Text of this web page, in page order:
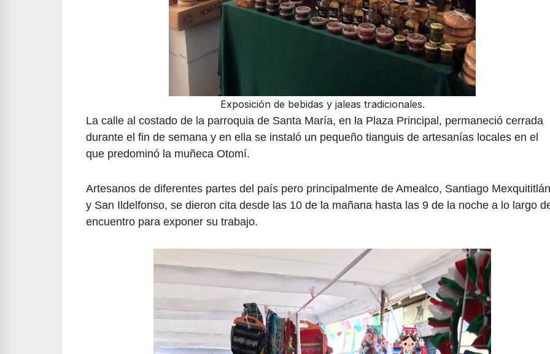
Exposición de bebidas y jaleas tradicionales.
La calle al costado de la parroquia de Santa María, en la Plaza Principal, permaneció cerrada
durante el fin de semana y en ella se instaló un pequeño tianguis de artesanías locales en el
que predominó la muñeca Otomí.
Artesanos de diferentes partes del país pero principalmente de Amealco, Santiago Mexquititlán
y San Ildelfonso, se dieron cita desde las 10 de la mañana hasta las 9 de la noche a lo largo
encuentro para exponer su trabajo.